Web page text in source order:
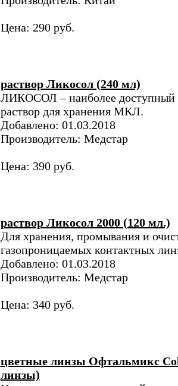
Цена: 290 руб.
раствор Ликосол (240 мл)
ЛИКОСОЛ – наиболее доступный
раствор для хранения МКЛ.
Добавлено: 01.03.2018
Производитель: Медстар
Цена: 390 руб.
раствор Ликосол 2000 (120 мл.)
Для хранения, промывания и
газопроницаемых контактных
Добавлено: 01.03.2018
Производитель: Медстар
Цена: 340 руб.
цветные линзы Офтальмикс
линзы)